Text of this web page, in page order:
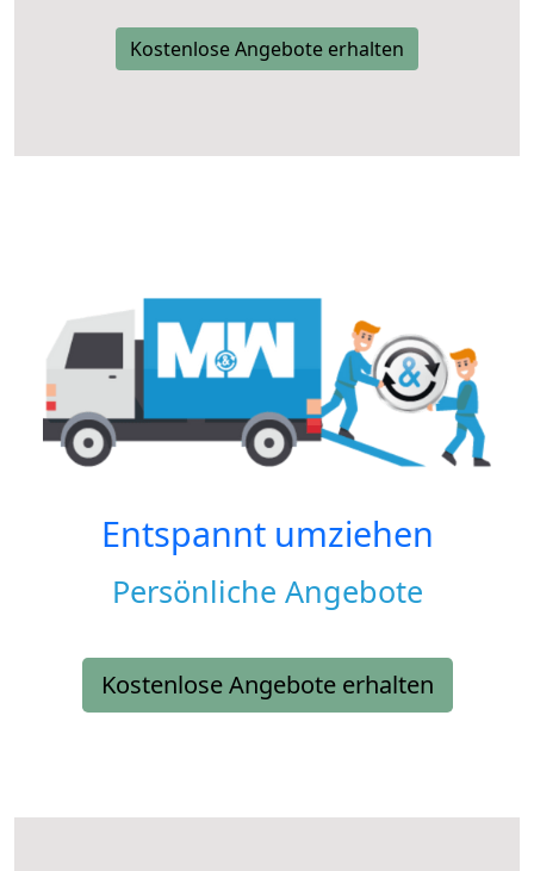
Kostenlose Angebote erhalten
Entspannt umziehen
Persönliche Angebote
Kostenlose Angebote erhalten